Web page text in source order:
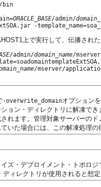
bin
ORACLE_BASE/admin/
上で実行して、伝播され
/admin/domain_name/
-overwrite_domainオプション
ョン・ディレクトリに解凍で
れます。管理対象サーバーの
いた場合には、この解凍処理
ズ・デプロイメント・トポロ
ディレクトリが使用されると想